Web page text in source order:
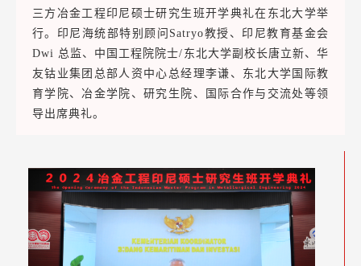
三方冶金工程印尼硕士研究生班开学典礼在东北大学举
行。印尼海统部特别顾问Satryo教授、印尼教育基金会
Dwi 总监、中国工程院院士/东北大学副校长唐立新、华
友钴业集团总部人资中心总经理李谦、东北大学国际教
育学院、冶金学院、研究生院、国际合作与交流处等领
导出席典礼。